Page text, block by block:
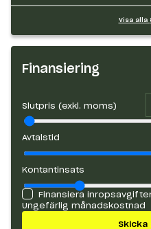
Visa alla
Finansiering
Slutpris (exkl. moms)
Avtalstid
Kontantinsats
Finansiera
Ungefärlig månadskostnad
Skicka